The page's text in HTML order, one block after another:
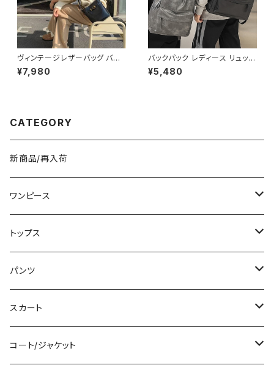
ヴィンテージレザーバッグ バケ
ツ型ショルダーバッグ レディース
ショルダー バッグ ショルダーバ
¥7,980
バックパック レディース リュック
春夏 秋冬 春 夏 秋 冬 黒 バッグ
リュックサック かばん 合成皮革
プル バッグパック バック ロゴ ア
代 K-B0042
¥5,480
CATEGORY
新商品/再入荷
ワンピース
ミニ/ショート
ミディアム/ミモレ
ロング/マキシ
袖付き
トップス
Tシャツ/カットソー
タンクトップ/キャミソール
シャツ/ブラウス
パンツ
ショート丈
クロップド丈
スカート
ミニ/ショート
コート/ジャケット